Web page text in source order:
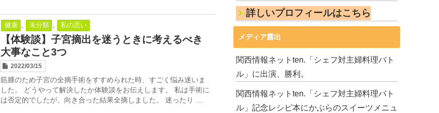
健康 , 未分類 , 私の思い
【体験談】子宮摘出を迷うときに考えるべき
大事なこと3つ
2022/03/15
筋腫のため子宮の全摘手術をすすめられた時、すごく悩み迷いま
した。 どうやって解決したか体験談をお伝えします。 私は手術に
は否定的でしたが、向き合った結果全摘しました。 迷ったり …
詳しいプロフィールはこちら
メディア露出
関西情報ネットten.「シェフ対主婦料理バト
ル」に出演、勝利。
関西情報ネットten.「シェフ対主婦料理バト
ル」記念レシピ本にかぶらのスイーツメニュ